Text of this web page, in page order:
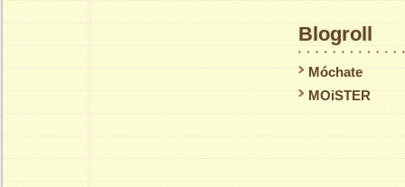
Blogroll
Móchate
MOiSTER